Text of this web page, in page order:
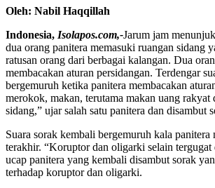
Oleh: Nabil Haqqillah
Indonesia, Isolapos.com,-Jarum jam
dua orang panitera memasuki ruangan sidang
ratusan orang dari berbagai kalangan. Dua
membacakan aturan persidangan. Terdengar
bergemuruh ketika panitera membacakan
merokok, makan, terutama makan uang rakyat
sidang,” ujar salah satu panitera dan disambut
Suara sorak kembali bergemuruh kala panitera
terakhir. “Koruptor dan oligarki selain tergugat
ucap panitera yang kembali disambut sorak
terhadap koruptor dan oligarki.